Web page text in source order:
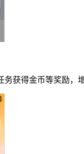
获得金币等奖励，